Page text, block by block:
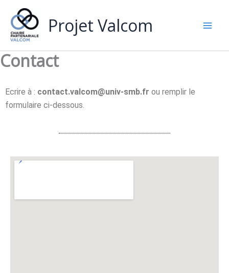
contenu
Projet Valcom
Contact
Ecrire à : contact.valcom@univ-smb.fr ou remplir le
formulaire ci-dessous.